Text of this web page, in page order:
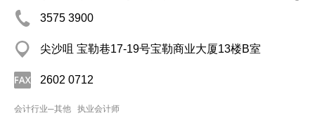
3575 3900
尖沙咀 宝勒巷17-19号宝勒商业大厦13楼B室
2602 0712
会计行业─其他 执业会计师